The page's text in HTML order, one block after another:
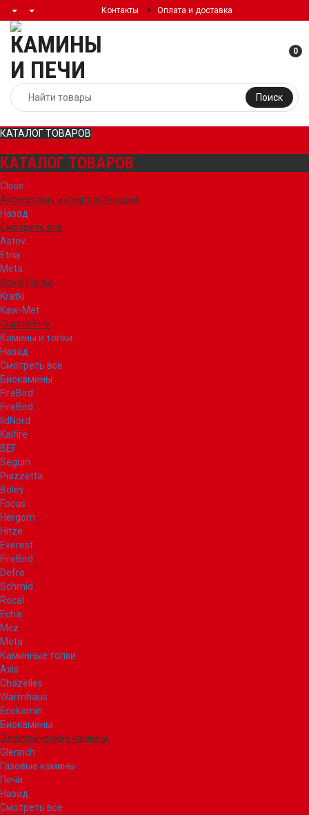
Контакты Оплата и доставка
Поиск
0
КАТАЛОГ ТОВАРОВ
КАТАЛОГ ТОВАРОВ
Close
Аксессуары и комплектующие
Назад
Смотреть все
Astov
Etna
Meta
Royal Flame
Kratki
Kaw-Met
Glamm Fire
Камины и топки
Назад
Смотреть все
Биокамины
FireBird
FireBird
IldNord
Kalfire
BEF
Seguin
Piazzetta
Boley
Focus
Hergom
Hitze
Everest
FireBird
Defro
Schmid
Rocal
Echa
Mcz
Meta
Каминные топки
Axis
Chazelles
Warmhaus
Ecokamin
Биокамины
Электрические камины
Glenrich
Газовые камины
Печи
Назад
Смотреть все